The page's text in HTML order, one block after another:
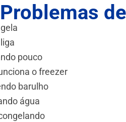
Problemas
pouco
o freezer
barulho
água